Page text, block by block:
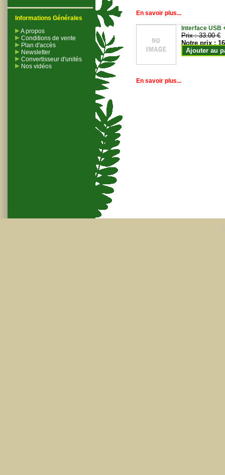
Informations Générales
A propos
Conditions de vente
Plan d'accès
Newsletter
Convertisseur d'unités
Nos vidéos
En savoir plus...
Interface USB
Prix :33.00 €
Notre prix :
Ajouter au
En savoir plus...